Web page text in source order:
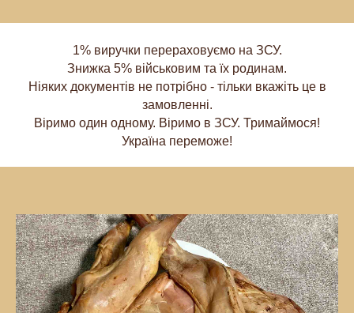
1% виручки перераховуємо на ЗСУ.
Знижка 5% військовим та їх родинам.
Ніяких документів не потрібно - тільки вкажіть це в
замовленні.
Віримо один одному. Віримо в ЗСУ. Тримаймося!
Україна переможе!